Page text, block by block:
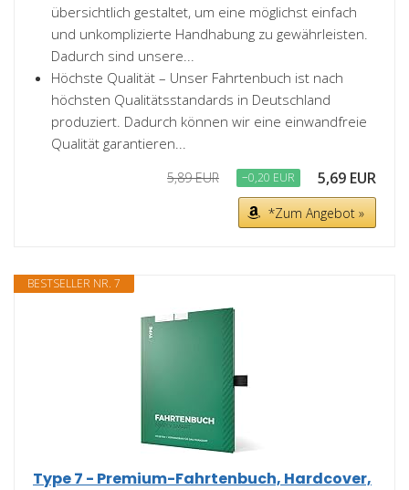
übersichtlich gestaltet, um eine möglichst einfach
und unkomplizierte Handhabung zu gewährleisten.
Dadurch sind unsere...
Höchste Qualität – Unser Fahrtenbuch ist nach
höchsten Qualitätsstandards in Deutschland
produziert. Dadurch können wir eine einwandfreie
Qualität garantieren...
5,89 EUR −0,20 EUR 5,69 EUR
*Zum Angebot »
BESTSELLER NR. 7
Type 7 - Premium-Fahrtenbuch, Hardcover,